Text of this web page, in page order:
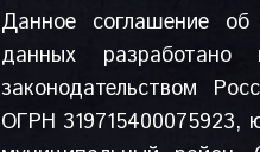
Данное соглашение об
данных
законодательством
ОГРН 319715400075923,